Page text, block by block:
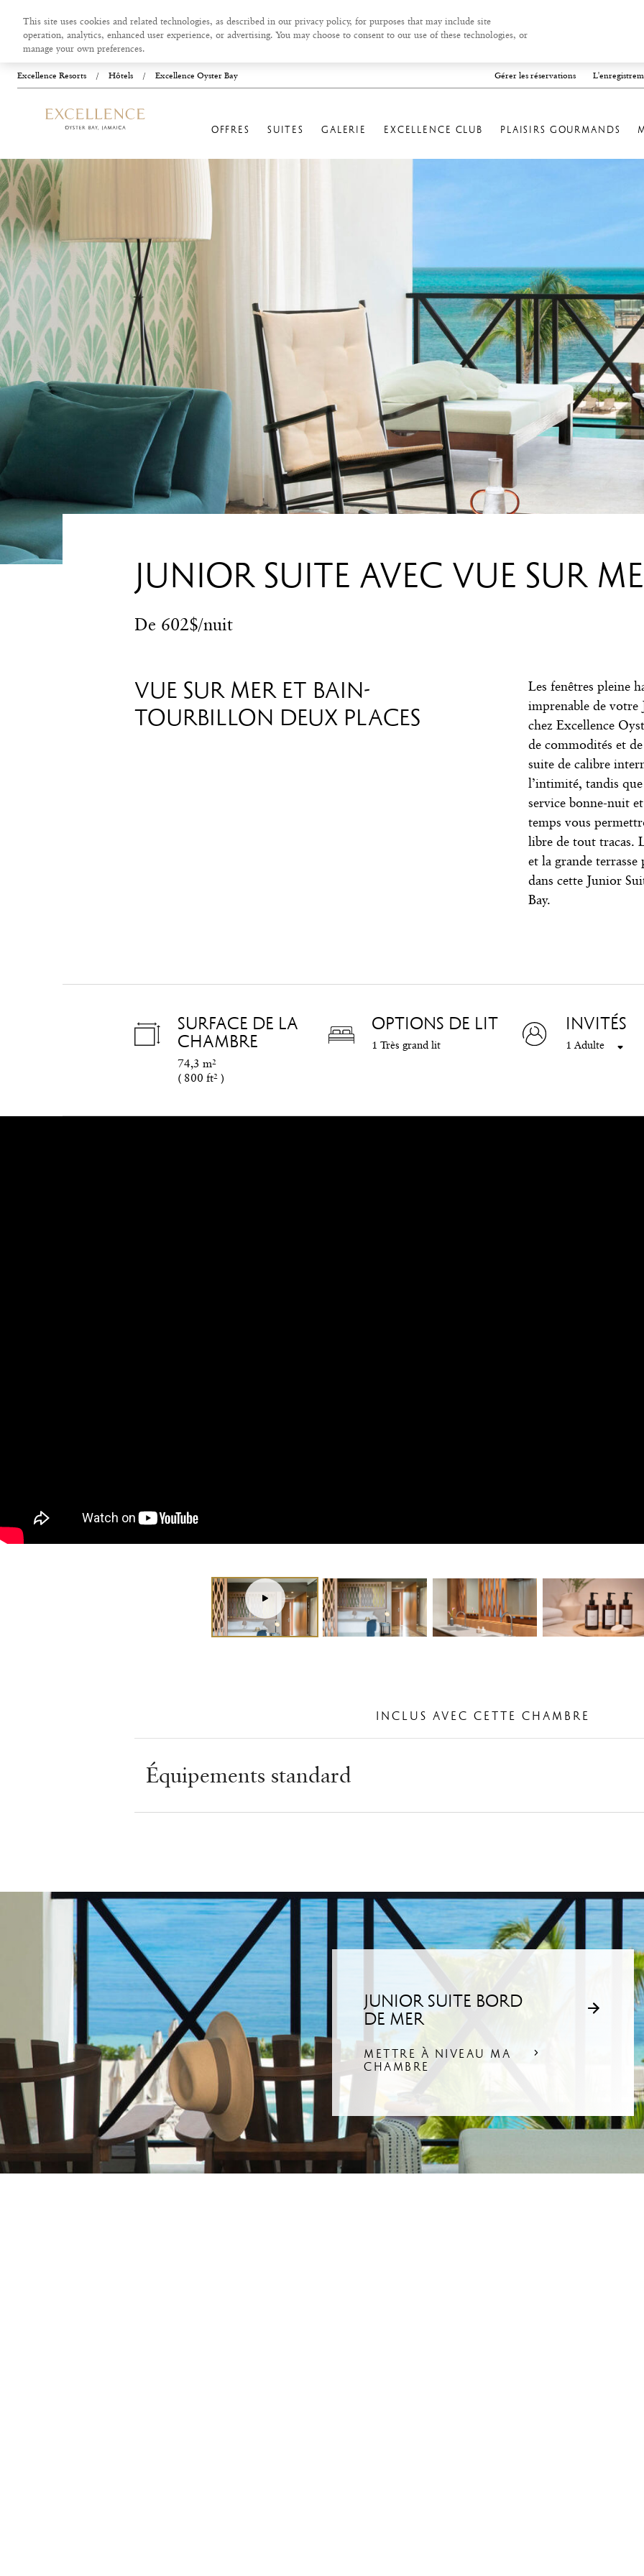
Excellence Resorts / Hôtels / Excellence Oyster Bay Gérer les réservations
OFFRES SUITES GALERIE EXCELLENCE CLUB PLAISIRS GOURMANDS
JUNIOR SUITE AVEC VUE SUR
De 602$/nuit
SURFACE DE LA
CHAMBRE
74,3 m²
( 800 ft² )
OPTIONS DE LIT
1 Très grand lit
INVITÉS
1 Adulte
VUE SUR MER ET BAIN-
TOURBILLON DEUX PLACES
Les fenêtres pleine
imprenable de votre
chez Excellence
de commodités et
suite de calibre
l’intimité, tandis
service bonne-nuit
temps vous
libre de tout tracas.
et la grande
dans cette Junior
Bay.
Tour
virtuel
INCLUS AVEC CETTE CHAMBRE
Équipements standard
JUNIOR SUITE BORD
DE MER
METTRE À NIVEAU MA
CHAMBRE
This site uses cookies and related technologies, as described in our privacy policy, for purposes that may include site
operation, analytics, enhanced user experience, or advertising. You may choose to consent to our use of these technologies, or
manage your own preferences.